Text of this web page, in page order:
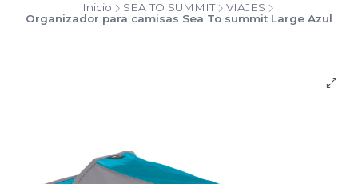
Inicio SEA TO SUMMIT
VIAJES
Organizador para camisas Sea To summit Large Azul